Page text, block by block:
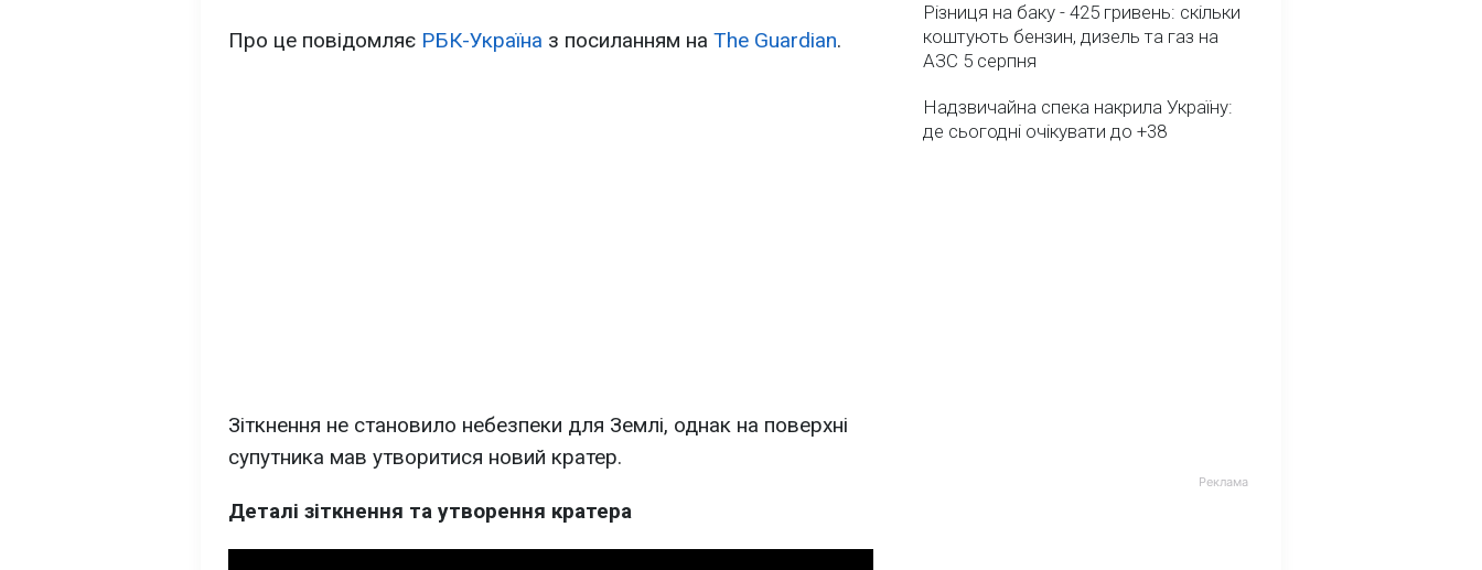
Про це повідомляє РБК-Україна з посиланням на The Guardian.
Зіткнення не становило небезпеки для Землі, однак на поверхні
супутника мав утворитися новий кратер.
Деталі зіткнення та утворення кратера
Різниця на баку - 425 гривень: скільки
коштують бензин, дизель та газ на
АЗС 5 серпня
Надзвичайна спека накрила Україну:
де сьогодні очікувати до +38